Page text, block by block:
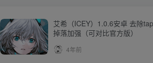
艾希（ICEY）1.0.6安卓 去除tap验证，打怪金币
掉落加强（可对比官方版）
4年前